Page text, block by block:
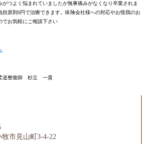
つよく悩まれていましたが無事痛みがなくなり卒業されま
担原則0円で治療できます。保険会社様への対応やお怪我のお
でお気軽にご相談下さい
道整復師 杉立 一貴
市見山町3-4-22